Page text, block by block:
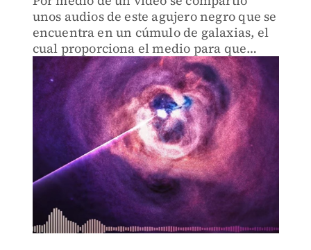
unos audios de este agujero negro que se
encuentra en un cúmulo de galaxias, el
cual proporciona el medio para que
viajen las ondas sonoras.